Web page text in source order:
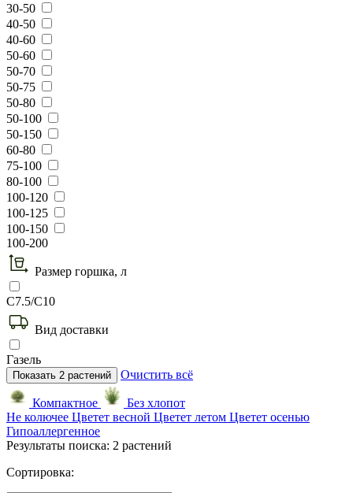
30-50
40-50
40-60
50-60
50-70
50-75
50-80
50-100
50-150
60-80
75-100
80-100
100-120
100-125
100-150
100-200
Размер горшка, л
C7.5/C10
Вид доставки
Газель
Показать 2 растений Очистить всё
Компактное
Без хлопот
Не колючее Цветет весной Цветет летом Цветет осенью
Гипоаллергенное
Результаты поиска: 2 растений
Сортировка: